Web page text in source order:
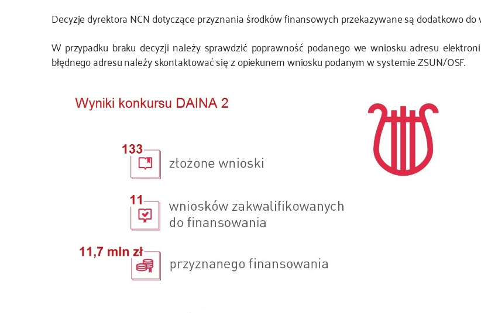
Decyzje dyrektora NCN dotyczące przyznania środków finansowych przekazywane są dodatkowo
W przypadku braku decyzji należy sprawdzić poprawność podanego we wniosku adresu
błędnego adresu należy skontaktować się z opiekunem wniosku podanym w systemie ZSUN/OSF.